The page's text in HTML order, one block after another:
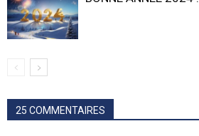
25 COMMENTAIRES